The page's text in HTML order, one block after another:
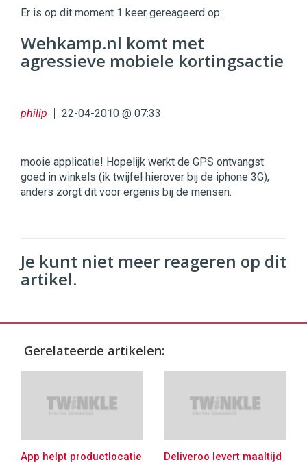
|
Digital
Commercehttps://twinklemagazine.nl
9654
Er is op dit moment 1 keer gereageerd op:
Wehkamp.nl komt met
agressieve mobiele kortingsactie
philip 22-04-2010 @ 07:33
mooie applicatie! Hopelijk werkt de GPS ontvangst
goed in winkels (ik twijfel hierover bij de iphone 3G),
anders zorgt dit voor ergenis bij de mensen.
Je kunt niet meer reageren op dit
artikel.
Gerelateerde artikelen:
App helpt productlocatie
Deliveroo levert maaltijd